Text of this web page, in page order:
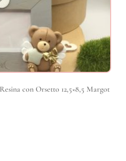
con Orsetto 12,5×8,5 Margot